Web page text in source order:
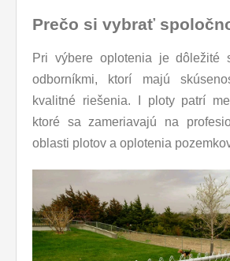
Prečo si vybrať
Pri výbere oplotenia je dôležité
odborníkmi, ktorí majú
kvalitné riešenia. I ploty patrí
ktoré sa zameriavajú na
oblasti plotov a oplotenia